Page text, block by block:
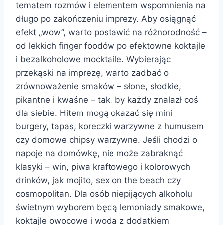
tematem rozmów i elementem wspomnienia na
długo po zakończeniu imprezy. Aby osiągnąć
efekt „wow”, warto postawić na różnorodność –
od lekkich finger foodów po efektowne koktajle
i bezalkoholowe mocktaile. Wybierając
przekąski na imprezę, warto zadbać o
zrównoważenie smaków – słone, słodkie,
pikantne i kwaśne – tak, by każdy znalazł coś
dla siebie. Hitem mogą okazać się mini
burgery, tapas, koreczki warzywne z humusem
czy domowe chipsy warzywne. Jeśli chodzi o
napoje na domówkę, nie może zabraknąć
klasyki – win, piwa kraftowego i kolorowych
drinków, jak mojito, sex on the beach czy
cosmopolitan. Dla osób niepijących alkoholu
świetnym wyborem będą lemoniady smakowe,
koktajle owocowe i woda z dodatkiem